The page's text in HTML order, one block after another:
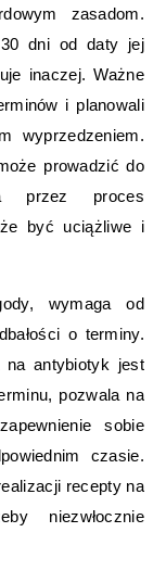
zasadom.
dni od daty jej
inaczej. Ważne
i planowali
wyprzedzeniem.
prowadzić do
przez proces
być uciążliwe i
wymaga od
o terminy.
na antybiotyk jest
pozwala na
sobie
czasie.
recepty na
niezwłocznie